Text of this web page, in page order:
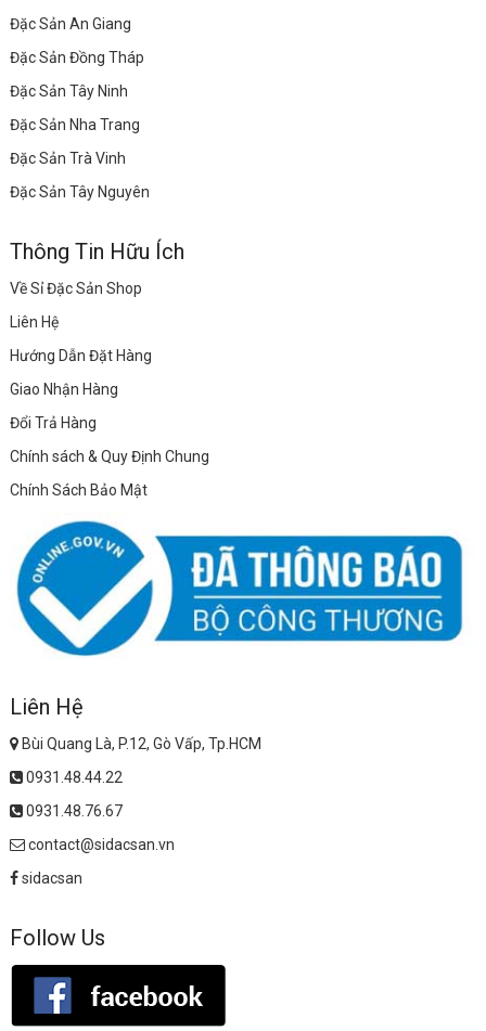
Đặc Sản An Giang
Đặc Sản Đồng Tháp
Đặc Sản Tây Ninh
Đặc Sản Nha Trang
Đặc Sản Trà Vinh
Đặc Sản Tây Nguyên
Thông Tin Hữu Ích
Về Sỉ Đặc Sản Shop
Liên Hệ
Hướng Dẫn Đặt Hàng
Giao Nhận Hàng
Đổi Trả Hàng
Chính sách & Quy Định Chung
Chính Sách Bảo Mật
Liên Hệ
Bùi Quang Là, P.12, Gò Vấp, Tp.HCM
0931.48.44.22
0931.48.76.67
contact@sidacsan.vn
sidacsan
Follow Us